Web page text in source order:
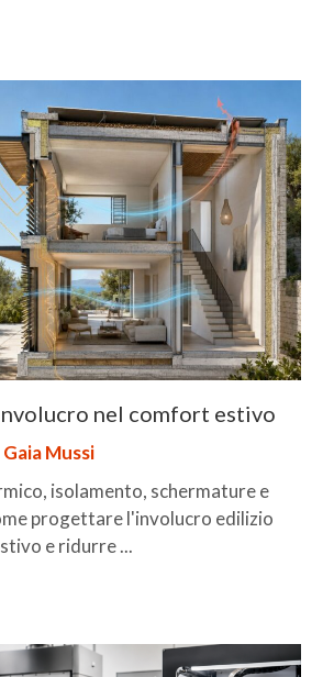
nel comfort estivo
Mussi
isolamento, schermature e
progettare l'involucro edilizio
e ridurre ...